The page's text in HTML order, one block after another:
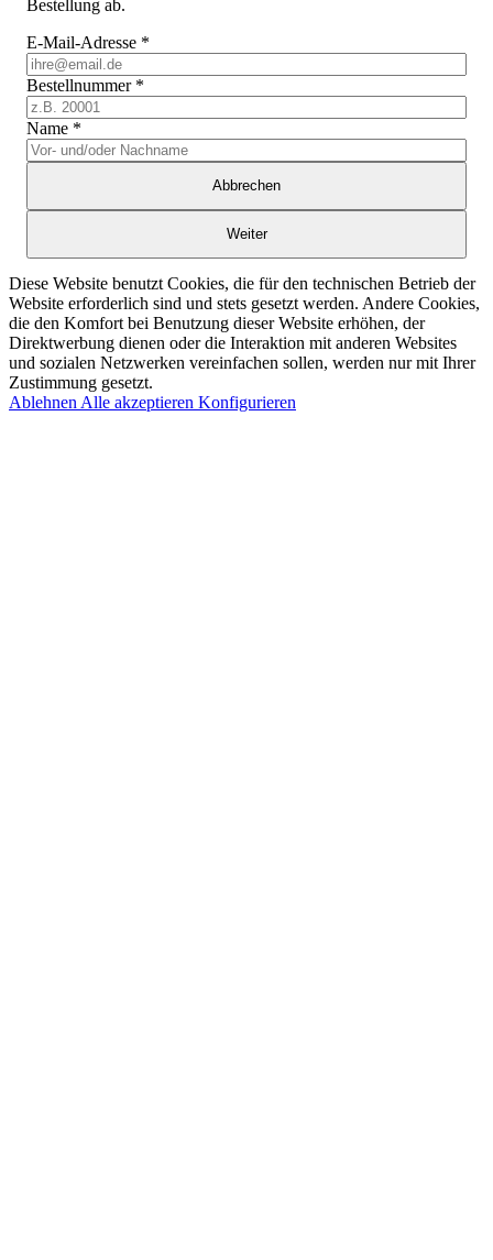
Bestellung ab.
E-Mail-Adresse *
Bestellnummer *
Name *
Abbrechen
Weiter
Diese Website benutzt Cookies, die für den technischen Betrieb der
Website erforderlich sind und stets gesetzt werden. Andere Cookies,
die den Komfort bei Benutzung dieser Website erhöhen, der
Direktwerbung dienen oder die Interaktion mit anderen Websites
und sozialen Netzwerken vereinfachen sollen, werden nur mit Ihrer
Zustimmung gesetzt.
Ablehnen Alle akzeptieren Konfigurieren